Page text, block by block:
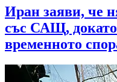
Иран заяви, че
със САЩ,
временното